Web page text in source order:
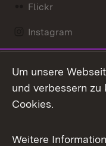
Flickr
Instagram
Mastodon
Messenger
Social Wall
Um unsere
und verbessern zu
Cookies.
Weitere